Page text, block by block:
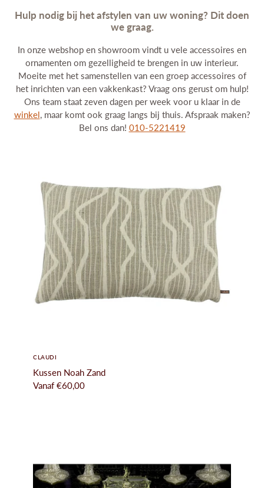
Projecten
Merken
Blog
Contact
Hulp nodig bij het afstylen van uw woning? Dit doen
we graag.
In onze webshop en showroom vindt u vele accessoires en
ornamenten om gezelligheid te brengen in uw interieur.
Moeite met het samenstellen van een groep accessoires of
het inrichten van een vakkenkast? Vraag ons gerust om hulp!
Ons team staat zeven dagen per week voor u klaar in de
winkel, maar komt ook graag langs bij thuis. Afspraak maken?
Bel ons dan! 010-5221419
CLAUDI
Kussen Noah Zand
Vanaf €60,00